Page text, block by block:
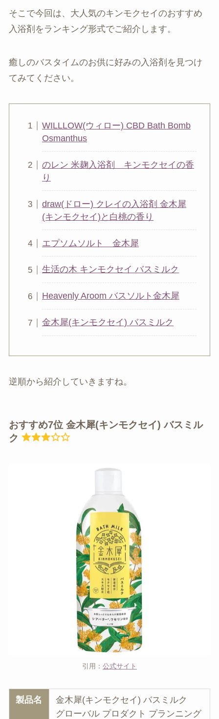
そこで今回は、大人気のキンモクセイのおすすめ
入浴剤をランキング形式でご紹介します。
癒しのバスタイムのお供に好みの入浴剤を見つけ
てみてください。
WILLLOW(ウィロー) CBD Bath Bomb
Osmanthus
のレン 米麹入浴剤 キンモクセイの香
り
draw(ドロー) クレイの入浴剤 金木犀
(キンモクセイ)と白桃の香り
エプソムソルト 金木犀
生活の木 キンモクセイ バスミルク
Heavenly Aroom バスソルト金木犀
金木犀(キンモクセイ) バスミルク
逆順から紹介していきますね。
おすすめ7位 金木犀(キンモクセイ) バスミル
ク
引用： 公式サイト
製品名
金木犀(キンモクセイ) バスミルク
グローバル プロダクト プランニング